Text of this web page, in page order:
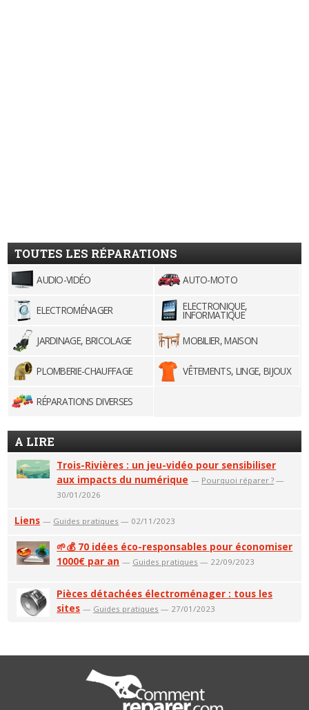
TOUTES LES RÉPARATIONS
AUDIO-VIDÉO AUTO-MOTO
ELECTROMÉNAGER ELECTRONIQUE,
INFORMATIQUE
JARDINAGE, BRICOLAGE
MOBILIER, MAISON
PLOMBERIE-CHAUFFAGE VÊTEMENTS, LINGE, BIJOUX
RÉPARATIONS DIVERSES
A LIRE
Trois-Rivières : un jeu-vidéo pour sensibiliser
aux impacts du numérique — Pourquoi réparer ? —
30/01/2026
Liens — Guides pratiques — 02/11/2023
🌱💰 70 idées éco-responsables pour économiser
1000€ par an — Guides pratiques — 22/09/2023
Pièces détachées électroménager : tous les
sites — Guides pratiques — 27/01/2023